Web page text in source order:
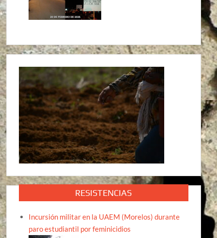
RESISTENCIAS
Incursión militar en la UAEM (Morelos) durante
paro estudiantil por feminicidios